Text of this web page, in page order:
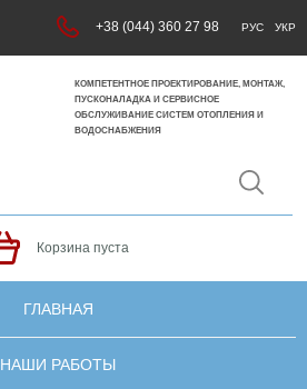
+38 (044) 360 27 98 РУС УКР
КОМПЕТЕНТНОЕ ПРОЕКТИРОВАНИЕ, МОНТАЖ,
ПУСКОНАЛАДКА И СЕРВИСНОЕ
ОБСЛУЖИВАНИЕ СИСТЕМ ОТОПЛЕНИЯ И
ВОДОСНАБЖЕНИЯ
Корзина пуста
ГЛАВНАЯ
НАШИ РАБОТЫ